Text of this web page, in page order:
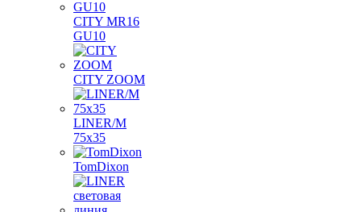
CITY MR16
GU10
CITY ZOOM
LINER/M
75х35
TomDixon